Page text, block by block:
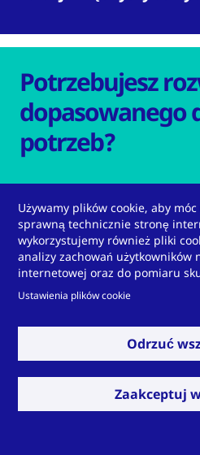
Potrzebujesz
dopasowanego
potrzeb?
Skontaktuj
Używamy plików cookie, aby
sprawną technicznie stronę
wykorzystujemy również pliki
analizy zachowań użytkowników
internetowej oraz do pomiaru
Ustawienia plików cookie
Odrzuć
Zaakceptuj